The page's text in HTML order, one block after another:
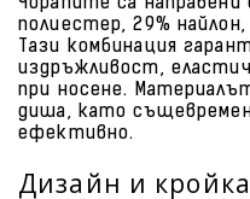
Чорапите са
полиестер, 29%
Тази комбинация
издръжливост,
при носене.
диша, като
ефективно.
Дизайн и кройка